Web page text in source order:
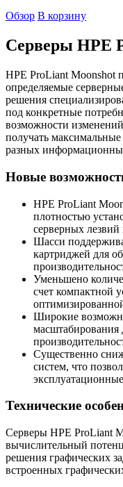
Обзор В корзину
Серверы HPE
HPE ProLiant Moonshot
определяемые
решения
под конкретные
возможности
получать максимальные
разных
Новые
HPE ProLiant
плотностью
серверных лезвий
Шасси
картриджей для
Уменьшено
счет компактной
Широкие
масштабирования
Существенно
систем, что
Технические
Серверы HPE ProLiant
вычислительный
решения графических
встроенных